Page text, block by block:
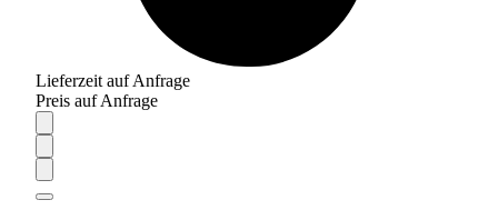
Lieferzeit auf Anfrage
Preis auf Anfrage